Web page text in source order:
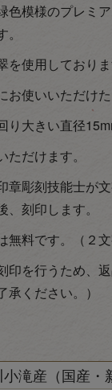
色模様のプレミ
使用しておりま
お使いいただけた
り大きい直径
だけます。
章彫刻技能士が
刻印します。
料です。（２文
印を行うため、
ください。）
滝産（国産・